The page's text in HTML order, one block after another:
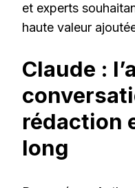
et experts
haute valeur
Claude :
rédaction
long